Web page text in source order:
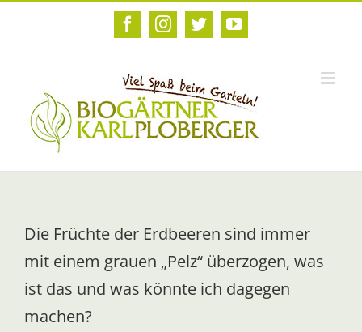
Zum
FacebookInstagram
TwitterYouTube
Die Früchte der Erdbeeren sind immer
mit einem grauen „Pelz“ überzogen, was
ist das und was könnte ich dagegen
machen?